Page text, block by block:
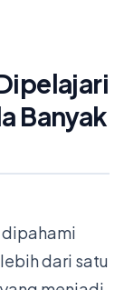
Banyak
dari satu